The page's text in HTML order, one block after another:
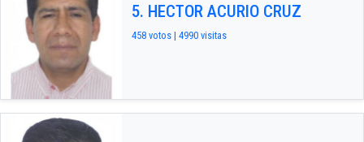
5. HECTOR ACURIO CRUZ
458 votos | 4990 visitas